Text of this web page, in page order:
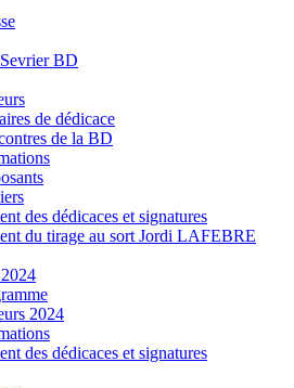
BD
de dédicace
de la BD
des dédicaces et signatures
du tirage au sort Jordi LAFEBRE
2024
des dédicaces et signatures